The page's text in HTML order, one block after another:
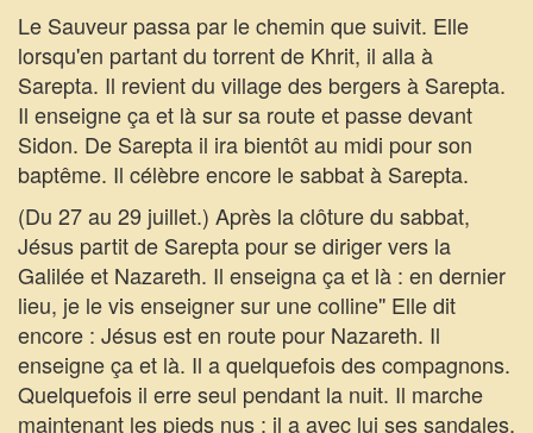
Le Sauveur passa par le chemin que suivit. Elle
lorsqu'en partant du torrent de Khrit, il alla à
Sarepta. Il revient du village des bergers à Sarepta.
Il enseigne ça et là sur sa route et passe devant
Sidon. De Sarepta il ira bientôt au midi pour son
baptême. Il célèbre encore le sabbat à Sarepta.
(Du 27 au 29 juillet.) Après la clôture du sabbat,
Jésus partit de Sarepta pour se diriger vers la
Galilée et Nazareth. Il enseigna ça et là : en dernier
lieu, je le vis enseigner sur une colline'' Elle dit
encore : Jésus est en route pour Nazareth. Il
enseigne ça et là. Il a quelquefois des compagnons.
Quelquefois il erre seul pendant la nuit. Il marche
maintenant les pieds nus ; il a avec lui ses sandales,